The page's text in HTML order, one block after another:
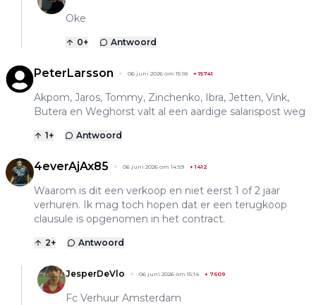
Oke
0+ Antwoord
PeterLarsson 06 juni 2026 om 15:18 +15741
Akpom, Jaros, Tommy, Zinchenko, Ibra, Jetten, Vink,
Butera en Weghorst valt al een aardige salarispost weg
1+ Antwoord
4everAjAx85 06 juni 2026 om 14:59 +1412
Waarom is dit een verkoop en niet eerst 1 of 2 jaar
verhuren. Ik mag toch hopen dat er een terugkoop
clausule is opgenomen in het contract.
2+ Antwoord
JesperDeVlo 06 juni 2026 om 15:14 + 7609
Fc Verhuur Amsterdam